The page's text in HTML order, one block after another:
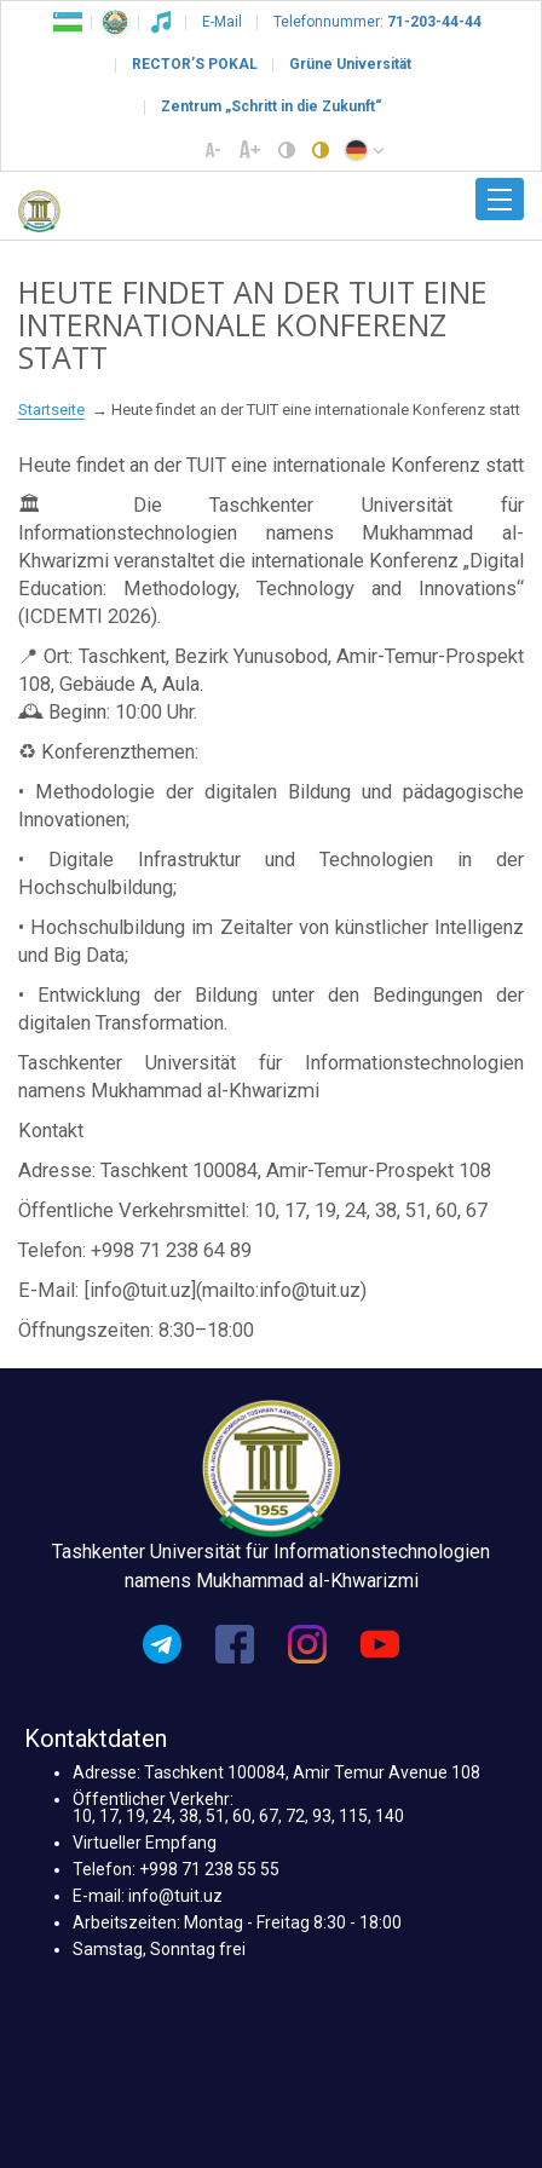
E-Mail Telefonnummer: 71-203-44-44
RECTOR’S POKAL Grüne Universität
Zentrum „Schritt in die Zukunft“
HEUTE FINDET AN DER TUIT EINE
INTERNATIONALE KONFERENZ
STATT
Startseite Heute findet an der TUIT eine internationale Konferenz statt
Heute findet an der TUIT eine internationale Konferenz statt
🏛 Die Taschkenter Universität für
Informationstechnologien namens Mukhammad al-
Khwarizmi veranstaltet die internationale Konferenz „Digital
Education: Methodology, Technology and Innovations“
(ICDEMTI 2026).
📍 Ort: Taschkent, Bezirk Yunusobod, Amir-Temur-Prospekt
108, Gebäude A, Aula.
🕰 Beginn: 10:00 Uhr.
♻️ Konferenzthemen:
• Methodologie der digitalen Bildung und pädagogische
Innovationen;
• Digitale Infrastruktur und Technologien in der
Hochschulbildung;
• Hochschulbildung im Zeitalter von künstlicher Intelligenz
und Big Data;
• Entwicklung der Bildung unter den Bedingungen der
digitalen Transformation.
Taschkenter Universität für Informationstechnologien
namens Mukhammad al-Khwarizmi
Kontakt
Adresse: Taschkent 100084, Amir-Temur-Prospekt 108
Öffentliche Verkehrsmittel: 10, 17, 19, 24, 38, 51, 60, 67
Telefon: +998 71 238 64 89
E-Mail: [info@tuit.uz](mailto:info@tuit.uz)
Öffnungszeiten: 8:30–18:00
Tashkenter Universität für Informationstechnologien
namens Mukhammad al-Khwarizmi
Kontaktdaten
Adresse: Taschkent 100084, Amir Temur Avenue 108
Öffentlicher Verkehr:
10, 17, 19, 24, 38, 51, 60, 67, 72, 93, 115, 140
Virtueller Empfang
Telefon: +998 71 238 55 55
E-mail: info@tuit.uz
Arbeitszeiten: Montag - Freitag 8:30 - 18:00
Samstag, Sonntag frei